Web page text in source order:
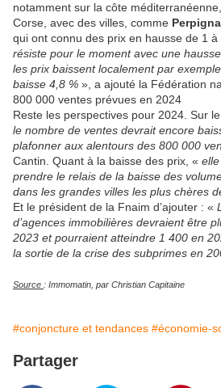
notamment sur la côte
Corse, avec des villes, comme
qui ont connu des prix en hausse de 1 à
résiste pour le moment avec une
les prix baissent localement par
baisse 4,8 % », a ajouté la Fédération
800 000 ventes prévues en 2024
Reste les perspectives pour 2024. Sur
le nombre de ventes devrait encore
plafonner aux alentours des 800 000
Cantin. Quant à la baisse des prix, «
prendre le relais de la baisse des
dans les grandes villes les plus chères
Et le président de la Fnaim d’ajouter : «
d’agences immobilières devraient être
2023 et pourraient atteindre 1 400 en
la sortie de la crise des subprimes en
Source : Immomatin, par Christian Capitaine
#conjoncture et tendances #économie-
Partager